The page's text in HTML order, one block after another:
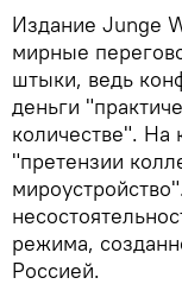
Издание Junge
мирные
штыки, ведь
деньги
количестве". На
"претензии
режима,
Россией.